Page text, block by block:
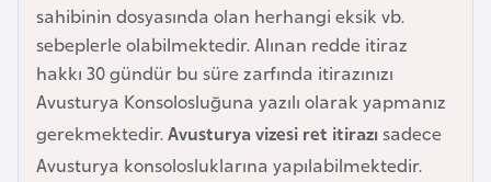
sahibinin dosyasında olan herhangi eksik vb.
sebeplerle olabilmektedir. Alınan redde itiraz
hakkı 30 gündür bu süre zarfında itirazınızı
Avusturya Konsolosluğuna yazılı olarak yapmanız
gerekmektedir.Avusturya vizesi ret itirazı sadece
Avusturya konsolosluklarına yapılabilmektedir.
a
h
r
e
y
n